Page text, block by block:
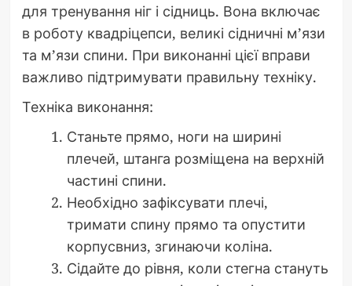
для тренування ніг і сідниць. Вона включає
в роботу квадріцепси, великі сідничні м’язи
та м’язи спини. При виконанні цієї вправи
важливо підтримувати правильну техніку.
Техніка виконання:
Станьте прямо, ноги на ширині
плечей, штанга розміщена на верхній
частині спини.
Необхідно зафіксувати плечі,
тримати спину прямо та опустити
корпусвниз, згинаючи коліна.
Сідайте до рівня, коли стегна стануть